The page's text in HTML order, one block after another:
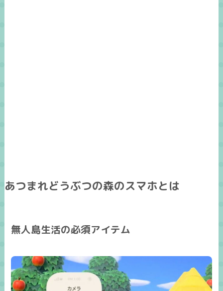
あつまれどうぶつの森のスマホとは
無人島生活の必須アイテム